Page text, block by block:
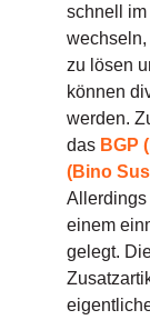
schnell
zu lösen
können
werden.
das BGP
(Bino
Allerdings
einem
gelegt.